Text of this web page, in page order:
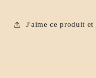
J'aime ce produit et